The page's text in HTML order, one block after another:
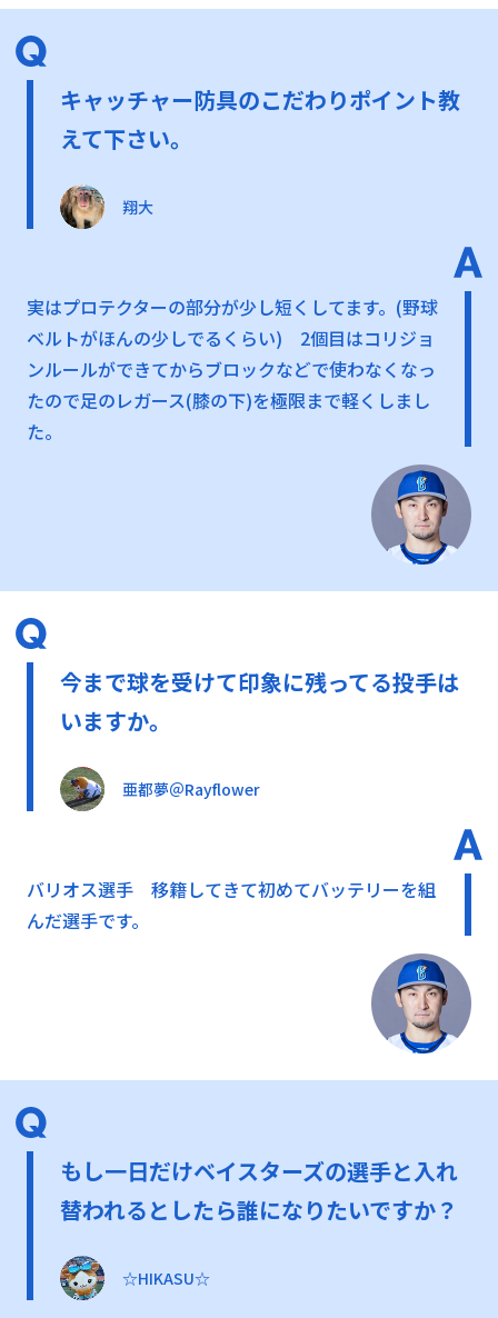
キャッチャー防具のこだわりポイント教
えて下さい。
翔大
実はプロテクターの部分が少し短くしてます。(野球
ベルトがほんの少しでるくらい) 2個目はコリジョ
ンルールができてからブロックなどで使わなくなっ
たので足のレガース(膝の下)を極限まで軽くしまし
た。
今まで球を受けて印象に残ってる投手は
いますか。
亜都夢＠Rayflower
バリオス選手 移籍してきて初めてバッテリーを組
んだ選手です。
もし一日だけベイスターズの選手と入れ
替われるとしたら誰になりたいですか？
☆HIKASU☆